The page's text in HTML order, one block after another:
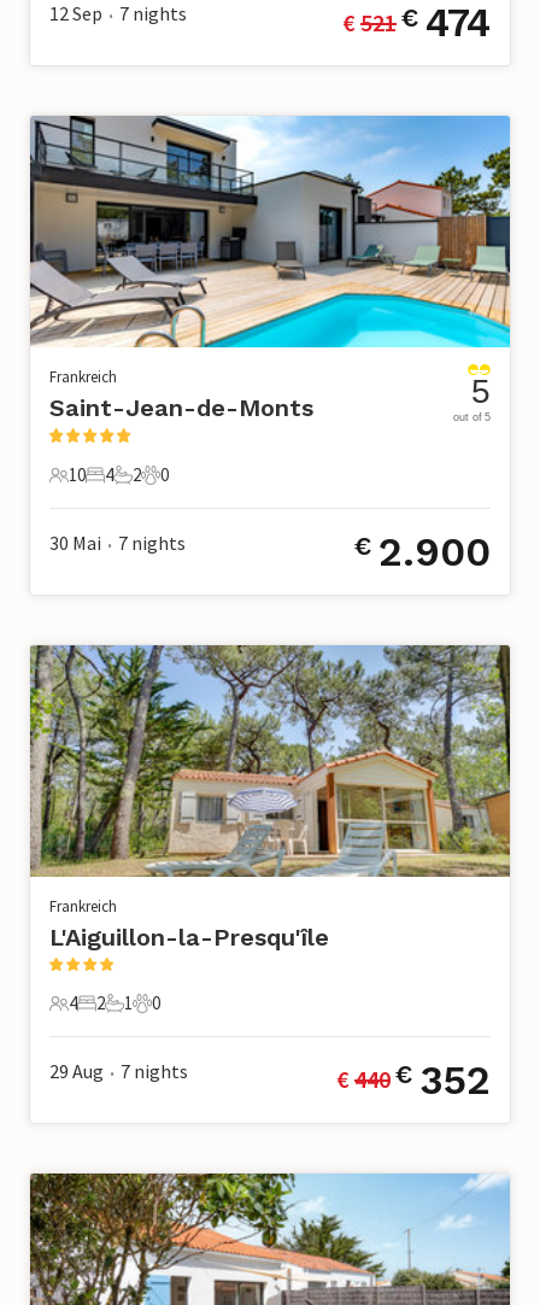
12 Sep • 7 nights € 521€ 474
Frankreich
Saint-Jean-de-Monts
10 Gäste
10
4 Schlafzimmer
4
2 Badezimmer
2
0 Haustiere
0
5
out of 5
30 Mai • 7 nights € 2.900
Frankreich
L'Aiguillon-la-Presqu'île
4 Gäste
4
2 Schlafzimmer
2
1 Badezimmer
1
0 Haustiere
0
29 Aug • 7 nights € 440€ 352